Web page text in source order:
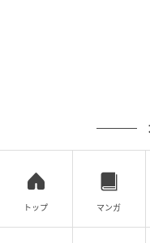
この不安な気持ちを
トップ マンガ